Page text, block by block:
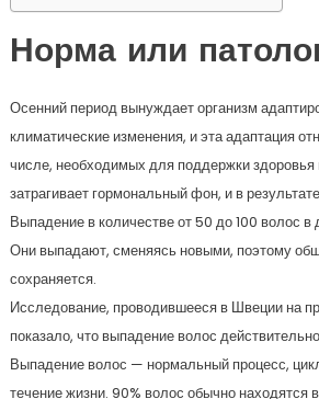
Норма или
Осенний период вынуждает организм
климатические изменения, и эта адаптация
числе, необходимых для поддержки здоровья
затрагивает гормональный фон, и в
Выпадение в количестве от 50 до 100 волос в
Они выпадают, сменяясь новыми, поэтому
сохраняется.
Исследование, проводившееся в Швеции на
показало, что выпадение волос
Выпадение волос — нормальный процесс,
течение жизни. 90% волос обычно находятся